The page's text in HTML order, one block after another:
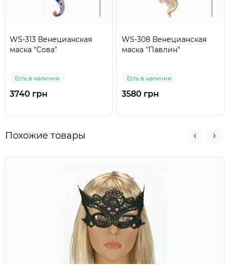
WS-313 Венецианская
маска "Сова"
Есть в наличии
3740 грн
WS-308 Венецианская
маска "Павлин"
Есть в наличии
3580 грн
Похожие товары